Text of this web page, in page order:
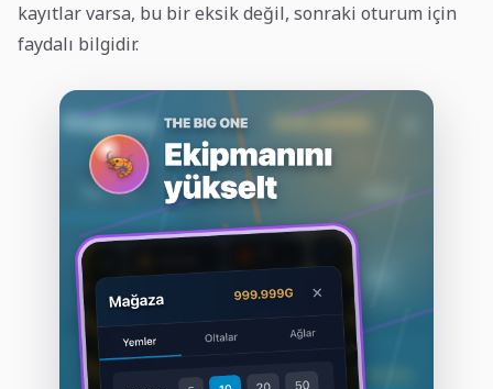
kayıtlar varsa, bu bir eksik değil, sonraki oturum için
faydalı bilgidir.